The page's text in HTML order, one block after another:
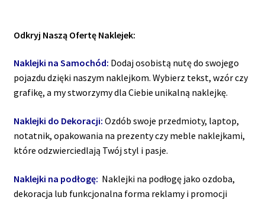
Odkryj Naszą Ofertę Naklejek:
Naklejki na Samochód: Dodaj osobistą nutę do swojego
pojazdu dzięki naszym naklejkom. Wybierz tekst, wzór czy
grafikę, a my stworzymy dla Ciebie unikalną naklejkę.
Naklejki do Dekoracji: Ozdób swoje przedmioty, laptop,
notatnik, opakowania na prezenty czy meble naklejkami,
które odzwierciedlają Twój styl i pasje.
Naklejki na podłogę: Naklejki na podłogę jako ozdoba,
dekoracja lub funkcjonalna forma reklamy i promocji